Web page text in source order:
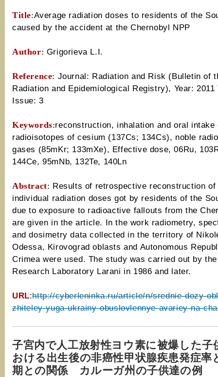
Title:Average radiation doses to residents of the
caused by the accident at the Chernobyl NPP
Author: Grigorieva L.I.
Reference: Journal: Radiation and Risk (Bulletin of
Radiation and Epidemiological Registry), Year: 2011
Issue:3
Keywords:reconstruction, inhalation and oral intake
radioisotopes of cesium (137Cs; 134Cs), noble
gases (85mKr; 133mXe), Effective dose, 06Ru,
144Ce, 95mNb, 132Te, 140Ln
Abstract: Results of retrospective reconstruction of
individual radiation doses got by residents of the
due to exposure to radioactive fallouts from the
are given in the article. In the work radiometry,
and dosimetry data collected in the territory of
Odessa, Kirovograd oblasts and Autonomous
Crimea were used. The study was carried out by
Research Laboratory Larani in 1986 and later.
URL:http://cyberleninka.ru/article/n/srednie-dozy-
zhiteley-yuga-ukrainy-obuslovlennye-avariey-na-
子宮内で人工放射性ヨウ素に被爆した子
おける出生後の非癌性甲状腺疾患発症率
期との関係 カルーガ州の子供達の例